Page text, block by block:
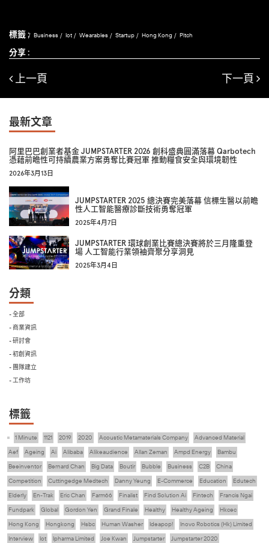
標籤 : Business Iot Wearables Startup Hong Kong Pitch
分享 :
上一頁 下一頁
最新文章
阿里巴巴創業者基金 JUMPSTARTER 2026 創科盛典圓滿落幕 Qarbotech
憑藉前瞻性可持續農業方案勇奪比賽冠軍 推動糧食安全與環境韌性
2026年3月13日
JUMPSTARTER 2025 總決賽完美落幕 信標生醫以前瞻
性人工智能醫療診斷技術勇奪冠軍
2025年4月7日
JUMPSTARTER 環球創業比賽總決賽將於三月隆重登
場 人工智能行業領袖齊聚分享洞見
2025年3月4日
分類
- 全部
- 商業資訊
- 研討會
- 初創資訊
- 團隊建立
- 工作坊
標籤
1 Minute 1121 2019 2020 Acoustic Metamaterials Company
Advanced Material
Aef
Ageing Ai Alibaba Alikeaudience Allan Zeman Ampd Energy
Bambu
Beeinventor
Bernard Chan Big Data Boutir Bubble Business C2B
China
Competition
Cuttingedge Medtech Danny Yeung E-Commerce Education
Edutech
Elderly
En-Trak Eric Chan Farm66 Finalist Find Solution Ai Fintech
Francis Ngai
Fundpark
Global Gordon Yen Grand Finale Healthy Healthy Ageing
Hkcec
Hong Kong
Hongkong Hsbc Human Washer Ideapop!
Inovo Robotics (Hk) Limited
Interview
Iot Ipharma Limited Joe Kwan Jumpstarter
Jumpstarter 2020